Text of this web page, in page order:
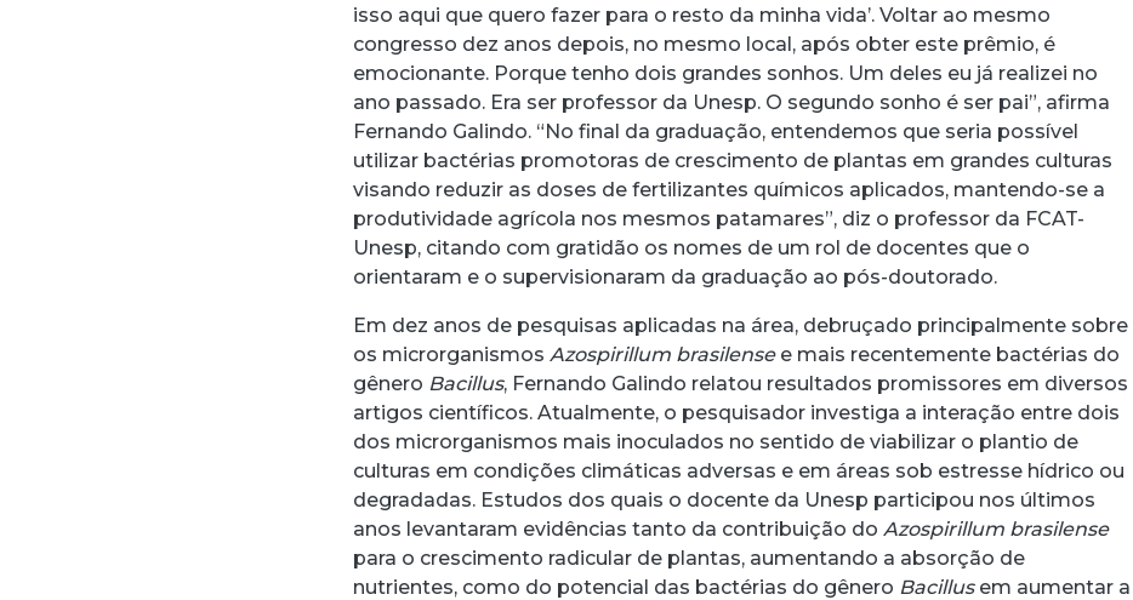
isso aqui que quero fazer para o resto da minha vida’. Voltar ao mesmo
congresso dez anos depois, no mesmo local, após obter este prêmio, é
emocionante. Porque tenho dois grandes sonhos. Um deles eu já realizei no
ano passado. Era ser professor da Unesp. O segundo sonho é ser pai”, afirma
Fernando Galindo. “No final da graduação, entendemos que seria possível
utilizar bactérias promotoras de crescimento de plantas em grandes culturas
visando reduzir as doses de fertilizantes químicos aplicados, mantendo-se a
produtividade agrícola nos mesmos patamares”, diz o professor da FCAT-
Unesp, citando com gratidão os nomes de um rol de docentes que o
orientaram e o supervisionaram da graduação ao pós-doutorado.
Em dez anos de pesquisas aplicadas na área, debruçado principalmente sobre
os microrganismosAzospirillum brasilensee mais recentemente bactérias do
gênero Bacillus, Fernando Galindo relatou resultados promissores em diversos
artigos científicos. Atualmente, o pesquisador investiga a interação entre dois
dos microrganismos mais inoculados no sentido de viabilizar o plantio de
culturas em condições climáticas adversas e em áreas sob estresse hídrico ou
degradadas. Estudos dos quais o docente da Unesp participou nos últimos
anos levantaram evidências tanto da contribuição doAzospirillum brasilense
para o crescimento radicular de plantas, aumentando a absorção de
nutrientes, como do potencial das bactérias do gênero Bacillusem aumentar a